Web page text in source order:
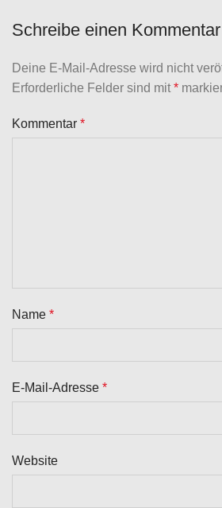
Schreibe einen Kommentar
Deine E-Mail-Adresse wird nicht
Erforderliche Felder sind mit *
Kommentar *
Name *
E-Mail-Adresse *
Website